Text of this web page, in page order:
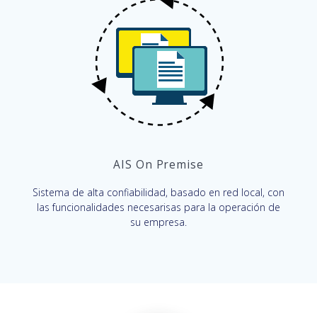
AIS On Premise
Sistema de alta confiabilidad, basado en red local, con
las funcionalidades necesarisas para la operación de
su empresa.